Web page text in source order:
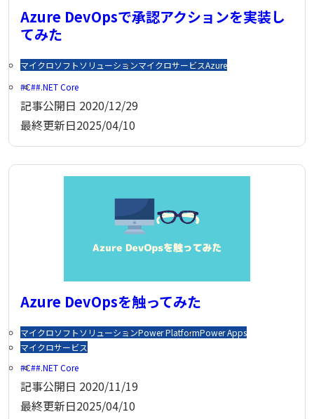
Azure DevOpsで承認アクションを実装し
てみた
マイクロソフトソリューションマイクロサービスAzure
C# .NET Core
記事公開日 2020/12/29
最終更新日2025/04/10
Azure DevOpsを触ってみた
マイクロソフトソリューションPower PlatformPower Apps
マイクロサービス
C# .NET Core
記事公開日 2020/11/19
最終更新日2025/04/10